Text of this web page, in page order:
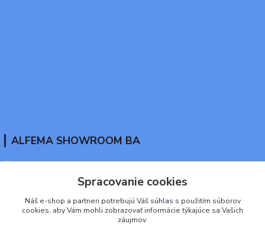
ALFEMA SHOWROOM BA
+421911917888
Spracovanie cookies
Náš e-shop a partneri potrebujú Váš súhlas s použitím súborov
cookies, aby Vám mohli zobrazovať informácie týkajúce sa Vašich
záujmov.